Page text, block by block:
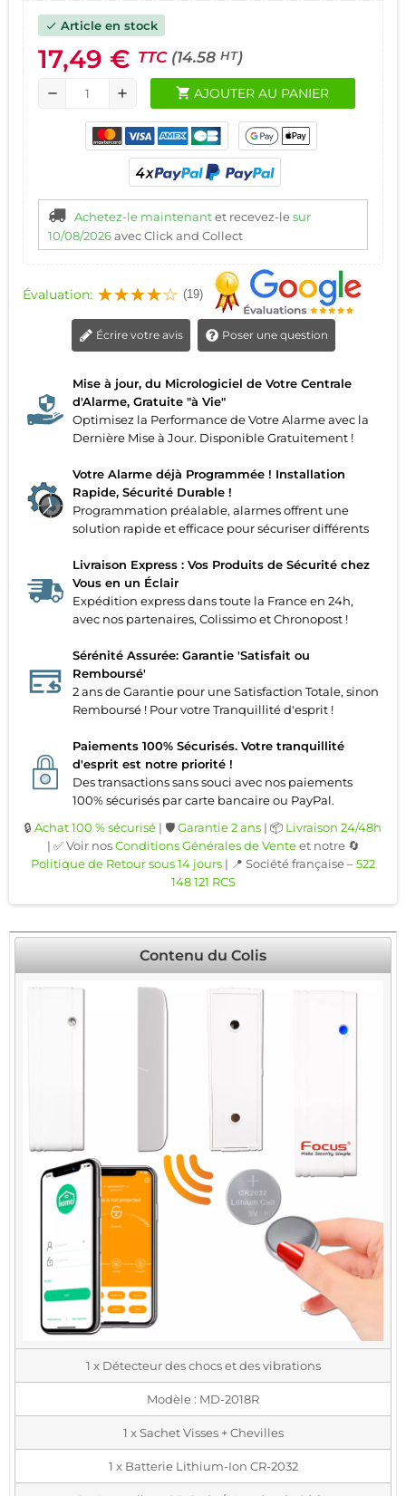
check Article en stock
17,49 € TTC (14.58 HT)
remove add shopping_cart AJOUTER AU PANIER
Achetez-le maintenantet recevez-lesur
10/08/2026avec Click and Collect
Évaluation: (19)
Écrire votre avis Poser une question
Mise à jour, du Micrologiciel de Votre Centrale
d'Alarme, Gratuite "à Vie"
Optimisez la Performance de Votre Alarme avec la
Dernière Mise à Jour. Disponible Gratuitement !
Votre Alarme déjà Programmée ! Installation
Rapide, Sécurité Durable !
Programmation préalable, alarmes offrent une
solution rapide et efficace pour sécuriser différents
Livraison Express : Vos Produits de Sécurité chez
Vous en un Éclair
Expédition express dans toute la France en 24h,
avec nos partenaires, Colissimo et Chronopost !
Sérénité Assurée: Garantie 'Satisfait ou
Remboursé'
2 ans de Garantie pour une Satisfaction Totale, sinon
Remboursé ! Pour votre Tranquillité d'esprit !
Paiements 100% Sécurisés. Votre tranquillité
d'esprit est notre priorité !
Des transactions sans souci avec nos paiements
100% sécurisés par carte bancaire ou PayPal.
🔒 Achat 100 % sécurisé | 🛡️Garantie 2 ans | 📦 Livraison 24/48h
| ✅ Voir nosConditions Générales de Venteet notre 🔄
Politique de Retour sous 14 jours | 📍 Société française –522
148 121 RCS
Contenu du Colis
1 x Détecteur des chocs et des vibrations
Modèle : MD-2018R
1 x Sachet Visses + Chevilles
1 x Batterie Lithium-Ion CR-2032